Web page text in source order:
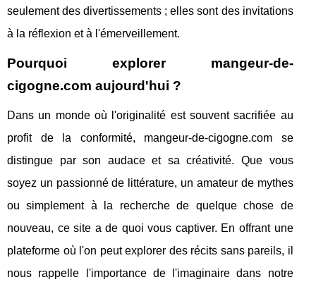
seulement des divertissements ; elles sont des invitations
à la réflexion et à l'émerveillement.
Pourquoi explorer mangeur-de-
cigogne.com aujourd'hui ?
Dans un monde où l'originalité est souvent sacrifiée au
profit de la conformité, mangeur-de-cigogne.com se
distingue par son audace et sa créativité. Que vous
soyez un passionné de littérature, un amateur de mythes
ou simplement à la recherche de quelque chose de
nouveau, ce site a de quoi vous captiver. En offrant une
plateforme où l'on peut explorer des récits sans pareils, il
nous rappelle l'importance de l'imaginaire dans notre